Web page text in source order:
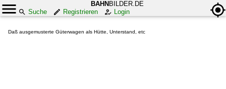
BAHN BILDER.DE
Suche
Registrieren Login
Daß ausgemusterte Güterwagen als Hütte, Unterstand, etc